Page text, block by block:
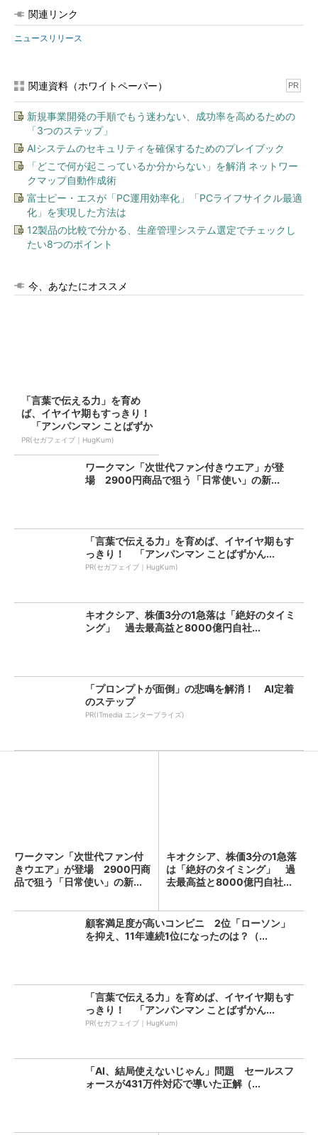
関連リンク
ニュースリリース
関連資料（ホワイトペーパー） PR
新規事業開発の手順でもう迷わない、成功率を高めるための
「3つのステップ」
AIシステムのセキュリティを確保するためのプレイブック
「どこで何が起こっているか分からない」を解消 ネットワー
クマップ自動作成術
富士ピー・エスが「PC運用効率化」「PCライフサイクル最適
化」を実現した方法は
12製品の比較で分かる、生産管理システム選定でチェックし
たい8つのポイント
今、あなたにオススメ
「言葉で伝える力」を育め
ば、イヤイヤ期もすっきり！
「アンパンマン ことばずか
ん...
PR(セガフェイブ｜HugKum)
ワークマン「次世代ファン付きウエア」が登
場 2900円商品で狙う「日常使い」の新...
「言葉で伝える力」を育めば、イヤイヤ期もす
っきり！ 「アンパンマン ことばずかん...
PR(セガフェイブ｜HugKum)
キオクシア、株価3分の1急落は「絶好のタイミ
ング」 過去最高益と8000億円自社...
「プロンプトが面倒」の悲鳴を解消！ AI定着
のステップ
PR(ITmedia エンタープライズ)
ワークマン「次世代ファン付
きウエア」が登場 2900円商
品で狙う「日常使い」の新...
キオクシア、株価3分の1急落
は「絶好のタイミング」 過
去最高益と8000億円自社...
顧客満足度が高いコンビニ 2位「ローソン」
を抑え、11年連続1位になったのは？（...
「言葉で伝える力」を育めば、イヤイヤ期もす
っきり！ 「アンパンマン ことばずかん...
PR(セガフェイブ｜HugKum)
「AI、結局使えないじゃん」問題 セールスフ
ォースが431万件対応で導いた正解（...